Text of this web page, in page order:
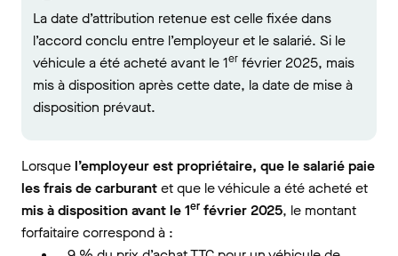
La date d’attribution retenue est celle fixée dans
l’accord conclu entre l’employeur et le salarié. Si le
véhicule a été acheté avant le 1er février 2025, mais
mis à disposition après cette date, la date de mise à
disposition prévaut.
Lorsquel’employeur est propriétaire, que le salarié paie
les frais de carburantet que le véhicule a été acheté et
mis à disposition avant le 1er février 2025, le montant
forfaitaire correspond à :